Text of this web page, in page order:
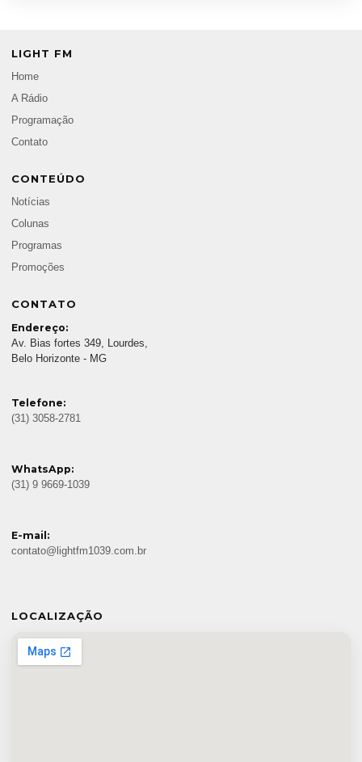
LIGHT FM
Home
A Rádio
Programação
Contato
CONTEÚDO
Notícias
Colunas
Programas
Promoções
CONTATO
Endereço:
Av. Bias fortes 349, Lourdes,
Belo Horizonte - MG
Telefone:
(31) 3058-2781
WhatsApp:
(31) 9 9669-1039
E-mail:
contato@lightfm1039.com.br
LOCALIZAÇÃO